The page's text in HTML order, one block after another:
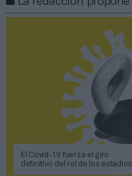
El Covid-19 fuerza el giro
definitivo del rol de los estadios